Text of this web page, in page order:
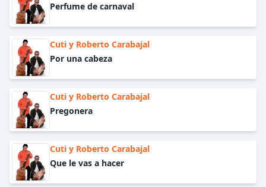
Perfume de carnaval
Cuti y Roberto Carabajal
Por una cabeza
Cuti y Roberto Carabajal
Pregonera
Cuti y Roberto Carabajal
Que le vas a hacer